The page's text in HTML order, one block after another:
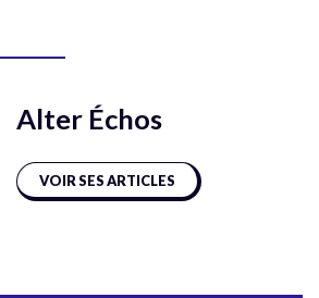
Alter Échos
VOIR SES ARTICLES